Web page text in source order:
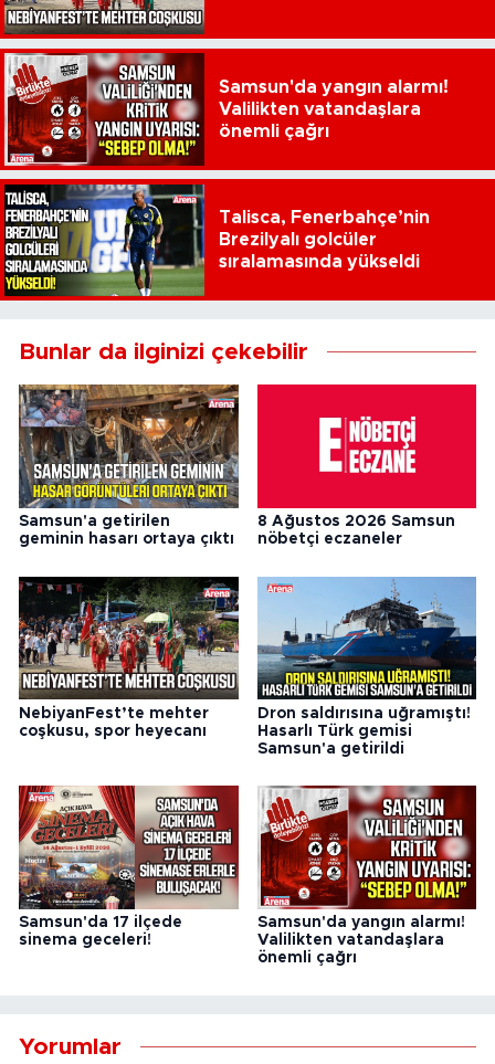
Samsun'da yangın alarmı!
Valilikten vatandaşlara
önemli çağrı
Talisca, Fenerbahçe’nin
Brezilyalı golcüler
sıralamasında yükseldi
Bunlar da ilginizi çekebilir
Samsun'a getirilen
geminin hasarı ortaya çıktı
8 Ağustos 2026 Samsun
nöbetçi eczaneler
NebiyanFest’te mehter
coşkusu, spor heyecanı
Dron saldırısına uğramıştı!
Hasarlı Türk gemisi
Samsun'a getirildi
Samsun'da 17 ilçede
sinema geceleri!
Samsun'da yangın alarmı!
Valilikten vatandaşlara
önemli çağrı
Yorumlar